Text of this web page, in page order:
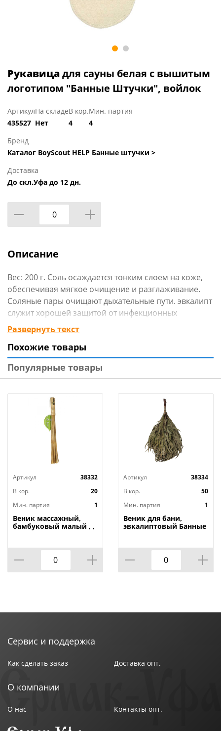
Рукавицадля сауны белая с вышитым
логотипом "Банные Штучки", войлок
Артикул
435527
На складе
Нет
В кор.
4
Мин. партия
4
Бренд
Каталог BoyScout HELP Банные штучки >
Доставка
До скл.Уфа до 12 дн.
Описание
Вес: 200 г. Соль осаждается тонким слоем на коже,
обеспечивая мягкое очищение и разглаживание.
Соляные пары очищают дыхательные пути. эвкалипт
служит хорошей защитой от инфекционных
заболеваний, способствует концентрации
внимания, оказывает освежающий и тонизирующий
эффект. Хватает примерно до 3-х посещений сауны,
бани.
Развернуть текст
Похожие товары
Популярные товары
Артикул
38332
В кор.
20
Мин. партия
1
Веник массажный,
бамбуковый малый , ,
Артикул
38334
В кор.
50
Мин. партия
1
Веник для бани,
эвкалиптовый Банные
Сервис и поддержка
Как сделать заказ Доставка опт.
О компании
О нас Контакты опт.